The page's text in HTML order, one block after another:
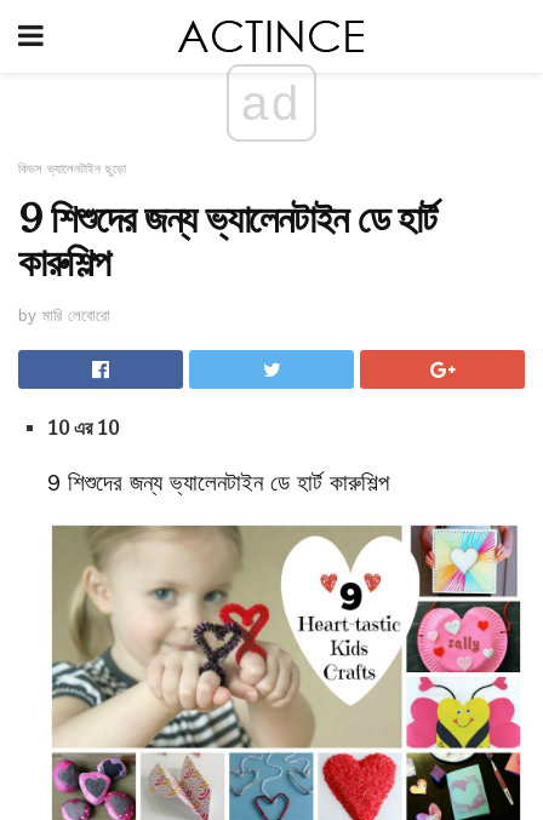
ad
কিডস ভ্যালেনটাইন ছুড়ো
9 শিশুদের জন্য ভ্যালেনটাইন ডে হার্ট
কারুশিল্প
by মারি লেবোরো
10 এর 10
9 শিশুদের জন্য ভ্যালেনটাইন ডে হার্ট কারুশিল্প